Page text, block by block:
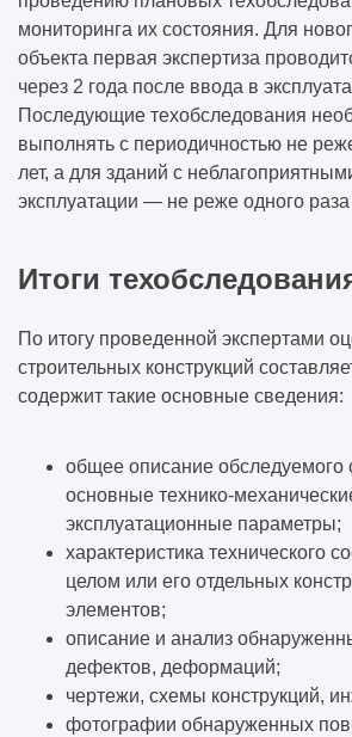
мониторинга их состояния. Для
объекта первая экспертиза
через 2 года после ввода в
Последующие техобследования
выполнять с периодичностью не
лет, а для зданий с
эксплуатации — не реже одного раза
Итоги
По итогу проведенной экспертами
строительных конструкций
содержит такие основные сведения:
общее описание обследуемого
основные технико-
эксплуатационные параметры;
характеристика технического
целом или его отдельных
элементов;
описание и анализ
дефектов, деформаций;
чертежи, схемы конструкций,
фотографии обнаруженных